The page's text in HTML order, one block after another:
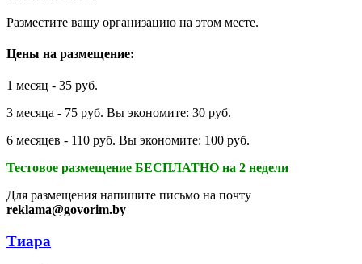
Разместите вашу организацию на этом месте.
Цены на размещение:
1 месяц - 35 руб.
3 месяца - 75 руб. Вы экономите: 30 руб.
6 месяцев - 110 руб. Вы экономите: 100 руб.
Тестовое размещение БЕСПЛАТНО на 2 недели
Для размещения напишите письмо на почту
reklama@govorim.by
Тиара